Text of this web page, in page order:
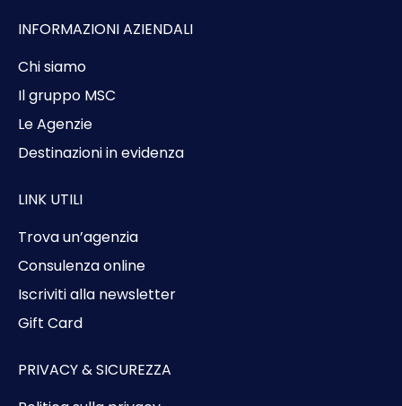
INFORMAZIONI AZIENDALI
Chi siamo
Il gruppo MSC
Le Agenzie
Destinazioni in evidenza
LINK UTILI
Trova un’agenzia
Consulenza online
Iscriviti alla newsletter
Gift Card
PRIVACY & SICUREZZA